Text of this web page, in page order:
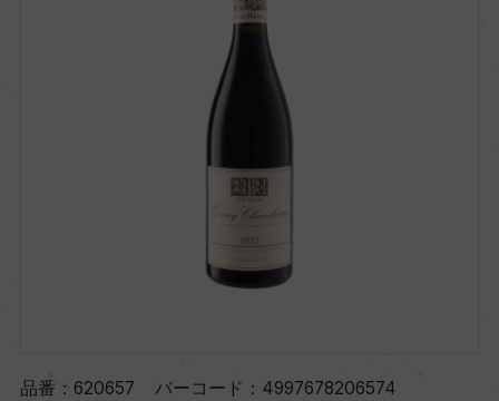
品番： 620657 バーコード： 4997678206574